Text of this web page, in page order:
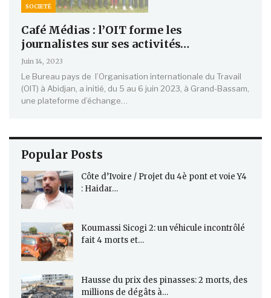
SOCIETÉ
Café Médias : l’OIT forme les
journalistes sur ses activités…
Juin 14, 2023
Le Bureau pays de l’Organisation internationale du Travail
(OIT) à Abidjan, a initié, du 5 au 6 juin 2023, à Grand-Bassam,
une plateforme d’échange…
Popular Posts
Côte d’Ivoire / Projet du 4è pont et voie Y4
: Haidar…
Koumassi Sicogi 2: un véhicule incontrôlé
fait 4 morts et…
Hausse du prix des pinasses: 2 morts, des
millions de dégâts à…